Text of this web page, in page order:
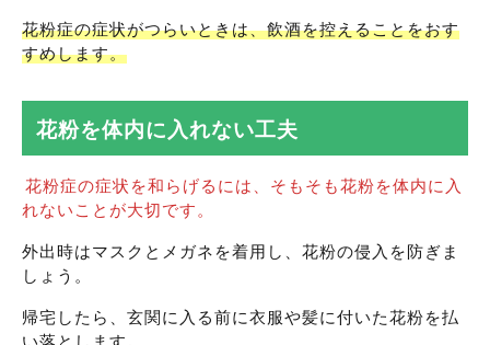
花粉症の症状がつらいときは、飲酒を控えることをおす
すめします。
花粉を体内に入れない工夫
花粉症の症状を和らげるには、そもそも花粉を体内に入
れないことが大切です。
外出時はマスクとメガネを着用し、花粉の侵入を防ぎま
しょう。
帰宅したら、玄関に入る前に衣服や髪に付いた花粉を払
い落とします。